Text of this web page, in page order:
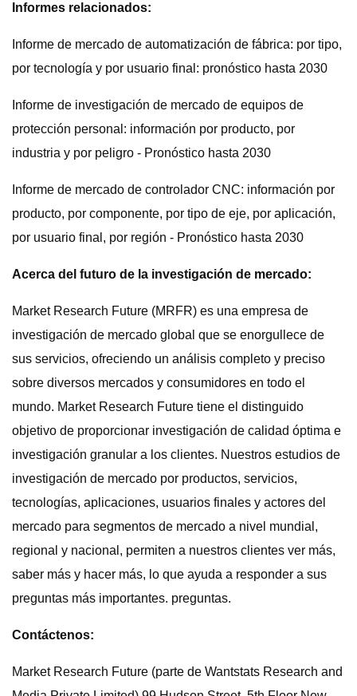
Informes relacionados:
Informe de mercado de automatización de fábrica: por tipo,
por tecnología y por usuario final: pronóstico hasta 2030
Informe de investigación de mercado de equipos de
protección personal: información por producto, por
industria y por peligro - Pronóstico hasta 2030
Informe de mercado de controlador CNC: información por
producto, por componente, por tipo de eje, por aplicación,
por usuario final, por región - Pronóstico hasta 2030
Acerca del futuro de la investigación de mercado:
Market Research Future (MRFR) es una empresa de
investigación de mercado global que se enorgullece de
sus servicios, ofreciendo un análisis completo y preciso
sobre diversos mercados y consumidores en todo el
mundo. Market Research Future tiene el distinguido
objetivo de proporcionar investigación de calidad óptima e
investigación granular a los clientes. Nuestros estudios de
investigación de mercado por productos, servicios,
tecnologías, aplicaciones, usuarios finales y actores del
mercado para segmentos de mercado a nivel mundial,
regional y nacional, permiten a nuestros clientes ver más,
saber más y hacer más, lo que ayuda a responder a sus
preguntas más importantes. preguntas.
Contáctenos:
Market Research Future (parte de Wantstats Research and